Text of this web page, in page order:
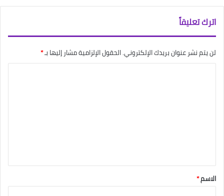
اترك تعليقاً
لن يتم نشر عنوان بريدك الإلكتروني.الحقول الإلزامية مشار إليها بـ*
*
الاسم*